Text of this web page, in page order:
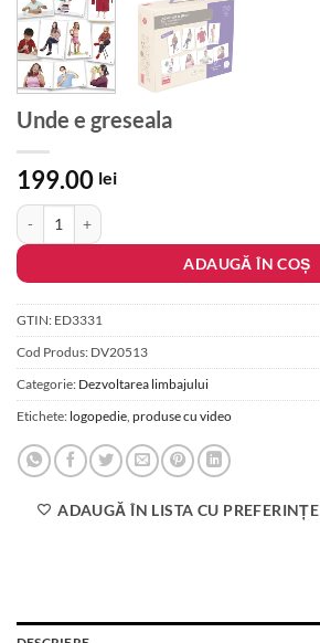
Unde e greseala
199.00 lei
Cantitate Unde e greseala
ADAUGĂ ÎN COȘ
GTIN: ED3331
Cod Produs: DV20513
Categorie: Dezvoltarea limbajului
Etichete: logopedie produse cu video
ADAUGĂ ÎN LISTA CU PREFERINȚE